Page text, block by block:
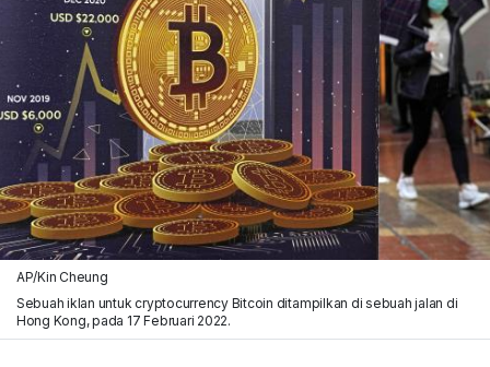
AP/Kin Cheung
Sebuah iklan untuk cryptocurrency Bitcoin ditampilkan di sebuah jalan di
Hong Kong, pada 17 Februari 2022.